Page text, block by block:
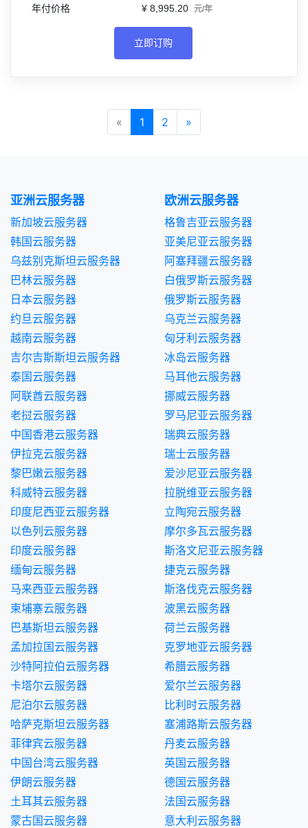
¥ 8,995.20 元/年
立即订购
« 1 2 »
亚洲云服务器
新加坡云服务器
韩国云服务器
乌兹别克斯坦云服务器
巴林云服务器
日本云服务器
约旦云服务器
越南云服务器
吉尔吉斯斯坦云服务器
泰国云服务器
阿联酋云服务器
老挝云服务器
中国香港云服务器
伊拉克云服务器
黎巴嫩云服务器
科威特云服务器
印度尼西亚云服务器
以色列云服务器
印度云服务器
缅甸云服务器
马来西亚云服务器
柬埔寨云服务器
巴基斯坦云服务器
孟加拉国云服务器
沙特阿拉伯云服务器
卡塔尔云服务器
尼泊尔云服务器
哈萨克斯坦云服务器
菲律宾云服务器
中国台湾云服务器
伊朗云服务器
土耳其云服务器
蒙古国云服务器
欧洲云服务器
格鲁吉亚云服务器
亚美尼亚云服务器
阿塞拜疆云服务器
白俄罗斯云服务器
俄罗斯云服务器
乌克兰云服务器
匈牙利云服务器
冰岛云服务器
马耳他云服务器
挪威云服务器
罗马尼亚云服务器
瑞典云服务器
瑞士云服务器
爱沙尼亚云服务器
拉脱维亚云服务器
立陶宛云服务器
摩尔多瓦云服务器
斯洛文尼亚云服务器
捷克云服务器
斯洛伐克云服务器
波黑云服务器
荷兰云服务器
克罗地亚云服务器
希腊云服务器
爱尔兰云服务器
比利时云服务器
塞浦路斯云服务器
丹麦云服务器
英国云服务器
德国云服务器
法国云服务器
意大利云服务器